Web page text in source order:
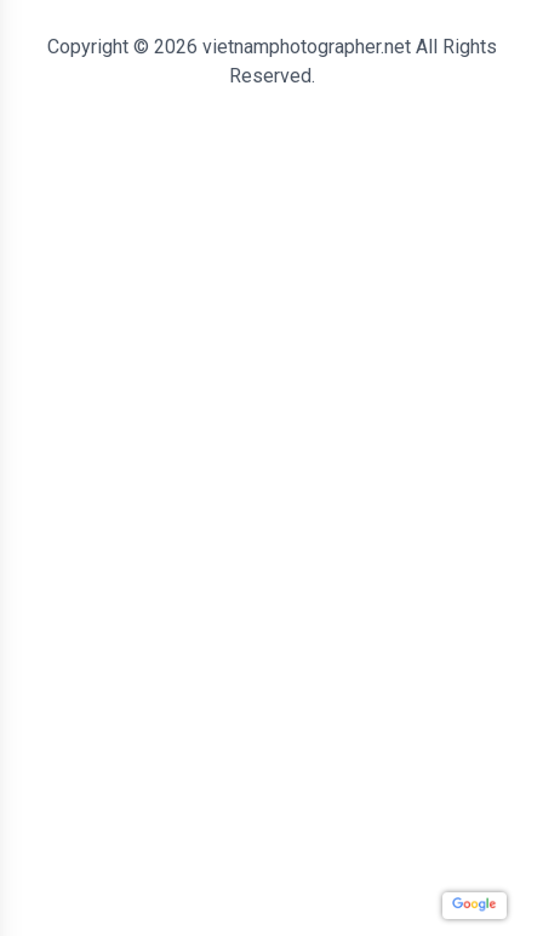
Copyright © 2026 vietnamphotographer.net All Rights
Reserved.